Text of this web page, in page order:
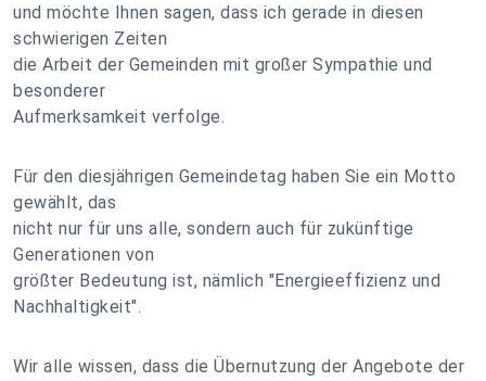
und möchte Ihnen sagen, dass ich gerade in diesen
schwierigen Zeiten
die Arbeit der Gemeinden mit großer Sympathie und
besonderer
Aufmerksamkeit verfolge.
Für den diesjährigen Gemeindetag haben Sie ein Motto
gewählt, das
nicht nur für uns alle, sondern auch für zukünftige
Generationen von
größter Bedeutung ist, nämlich "Energieeffizienz und
Nachhaltigkeit".
Wir alle wissen, dass die Übernutzung der Angebote der